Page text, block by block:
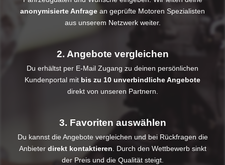
anonymisierte Anfrage an geprüfte Motoren Spezialisten
aus unserem Netzwerk weiter.
2. Angebote vergleichen
Du erhältst per E-Mail Zugang zu deinen persönlichen
Kundenportal mit bis zu 10 unverbindliche Angebote
direkt von unseren Partnern.
3. Favoriten auswählen
Du kannst die Angebote vergleichen und bei Rückfragen die
Anbieter direkt kontaktieren. Durch den Wettbewerb sinkt
der Preis und die Qualität steigt.​